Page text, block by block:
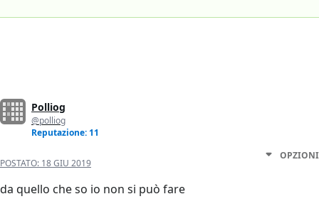
Polliog
@polliog
Reputazione: 11
POSTATO: 18 GIU 2019
OPZIONI
da quello che so io non si può fare